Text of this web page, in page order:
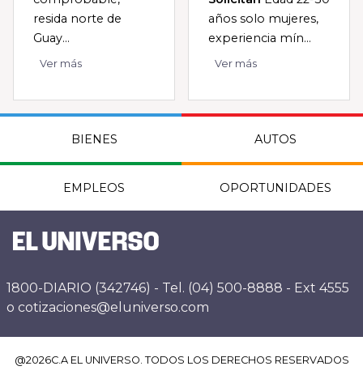
resida norte de
Guay...
Ver más
años solo mujeres,
experiencia mín...
Ver más
BIENES AUTOS
EMPLEOS OPORTUNIDADES
1800-DIARIO (342746) - Tel. (04) 500-8888 - Ext 4555
o cotizaciones@eluniverso.com
@2026C.A EL UNIVERSO. TODOS LOS DERECHOS RESERVADOS